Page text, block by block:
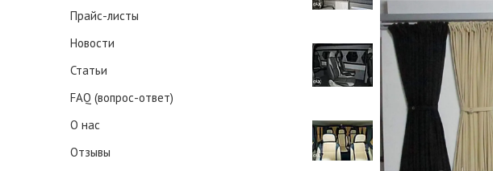
Прайс-листы
Новости
Статьи
FAQ (вопрос-ответ)
О нас
Отзывы